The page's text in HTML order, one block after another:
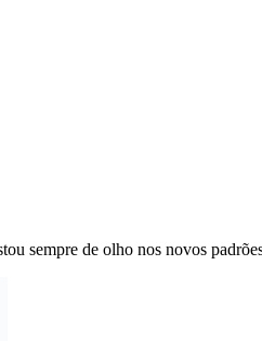
sempre de olho nos novos